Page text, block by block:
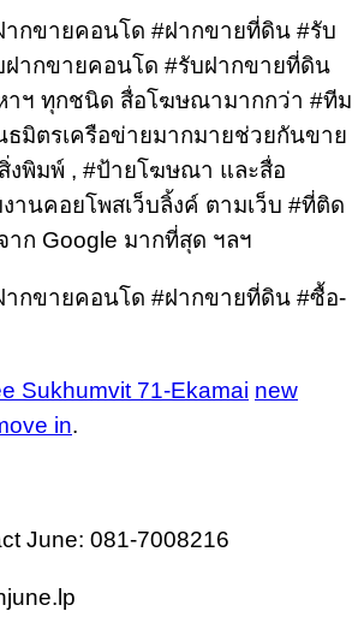
กขายคอนโด #ฝากขายที่ดิน #รับ
ากขายคอนโด #รับฝากขายที่ดิน
าฯ ทุกชนิด สื่อโฆษณามากกว่า #ทีม
มิตรเครือข่ายมากมายช่วยกันขาย
งพิมพ์ , #ป้ายโฆษณา และสื่อ
านคอยโพสเว็บลิ้งค์ ตามเว็บ #ที่ติด
ก Google มากที่สุด ฯลฯ
กขายคอนโด #ฝากขายที่ดิน #ซื้อ-
Sukhumvit 71-Ekamai new
in.
June: 081-7008216